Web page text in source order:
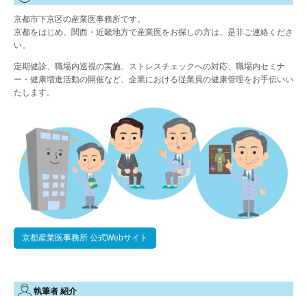
京都市下京区の産業医事務所です。
京都をはじめ、関西・近畿地方で産業医をお探しの方は、是非ご連絡くださ
い。
定期健診、職場内巡視の実施、ストレスチェックへの対応、職場内セミナ
ー・健康増進活動の開催など、企業における従業員の健康管理をお手伝いい
たします。
京都産業医事務所 公式Webサイト
執筆者 紹介